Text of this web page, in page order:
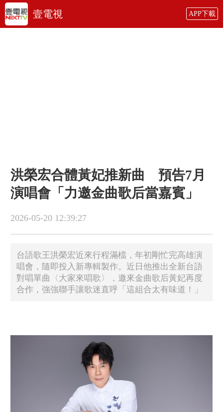
壹電視 APP下載
洪榮宏合體黃妃推新曲 預告7月
演唱會「力邀金曲歌后當嘉賓」
2026-05-20 12:39:27
台語歌王洪榮宏近來行程滿檔，年初剛忙完高雄演
唱會，隨即投入新專輯製作。近日他推出全新台語
對唱單曲〈大家來唱歌〉，邀來金曲歌后黃妃再度
合作，強強聯手讓歌迷直呼「這組合太有味道！」